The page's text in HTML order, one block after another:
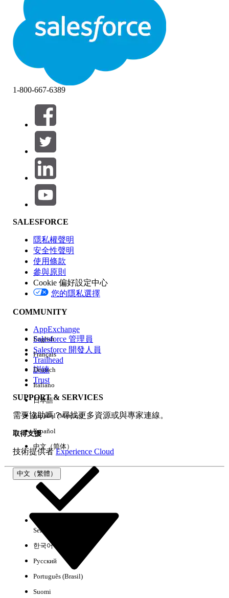
篩選器 (0)
選取篩選
產品區域
功能影響
版本
經驗
以下是搜尋小祕訣
1-800-667-6389
SALESFORCE
隱私權聲明
安全性聲明
使用條款
參與原則
Cookie 偏好設定中心
您的隱私選擇
COMMUNITY
AppExchange
Salesforce 管理員
Salesforce 開發人員
Trailhead
訓練
Trust
SUPPORT & SERVICES
需要協助嗎？尋找更多資源或與專家連線。
取得支援
技術提供者Experience Cloud
中文（繁體）
English
Français
Deutsch
Italiano
日本語
Español (México)
Español
中文（简体）
Select Org
한국어
Русский
Português (Brasil)
Suomi